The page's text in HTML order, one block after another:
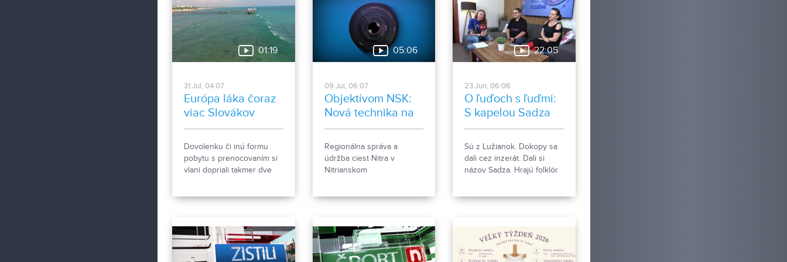
2018 na nitrianskom
výstavisku v dňoch 22. až
25. mája 2018.
01:19
31.Jul, 04:07
Európa láka čoraz
viac Slovákov
Dovolenku či inú formu
pobytu s prenocovaním si
vlani dopriali takmer dve
Vyplýva to z údajov
Štatistického úradu.
05:06
09.Jul, 06:07
Objektívom NSK:
Nová technika na
cestách
Regionálna správa a
údržba ciest Nitra v
Nitrianskom
nových strojov.
22:05
23.Jun, 06:06
O ľuďoch s ľuďmi:
S kapelou Sadza
Sú z Lužianok. Dokopy sa
dali cez inzerát. Dali si
názov Sadza. Hrajú folklór
poteší poslucháčov.